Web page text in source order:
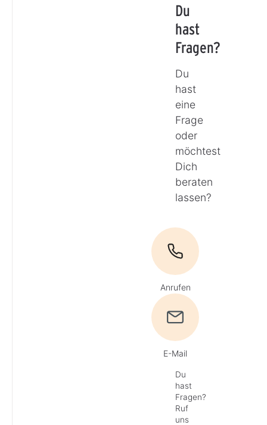
Du
hast
Fragen?
Du
hast
eine
Frage
oder
möchtest
Dich
beraten
lassen?
Anrufen
E-Mail
Du
hast
Fragen?
Ruf
uns